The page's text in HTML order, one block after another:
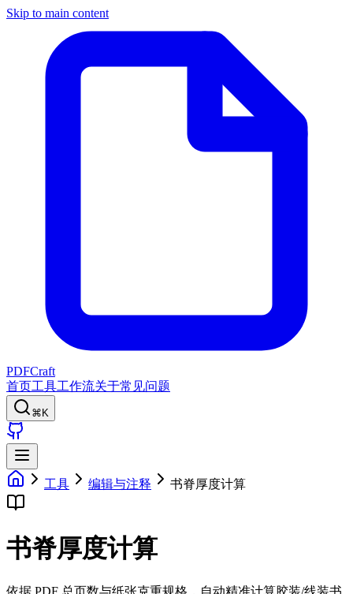
Skip to main content
PDFCraft
首页工具工作流关于常见问题
⌘K
工具 编辑与注释 书脊厚度计算
书脊厚度计算
依据 PDF 总页数与纸张克重规格，自动精准计算胶装/线装书